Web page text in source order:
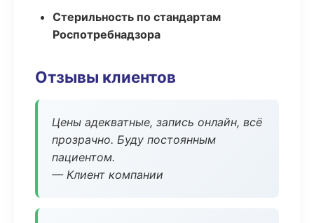
Стерильность по стандартам
Роспотребнадзора
Отзывы клиентов
Цены адекватные, запись онлайн, всё
прозрачно. Буду постоянным
пациентом.
— Клиент компании